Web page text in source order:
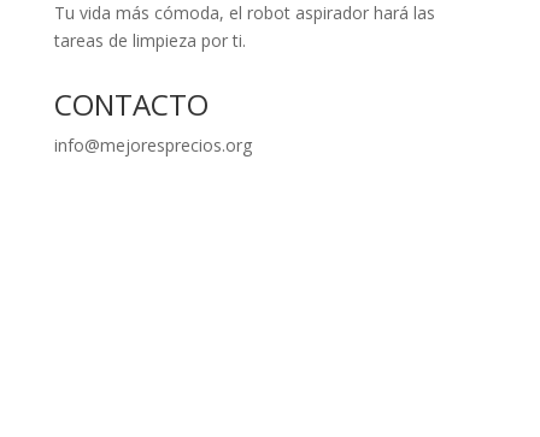
Tu vida más cómoda, el robot aspirador hará las
tareas de limpieza por ti.
CONTACTO
info@mejoresprecios.org